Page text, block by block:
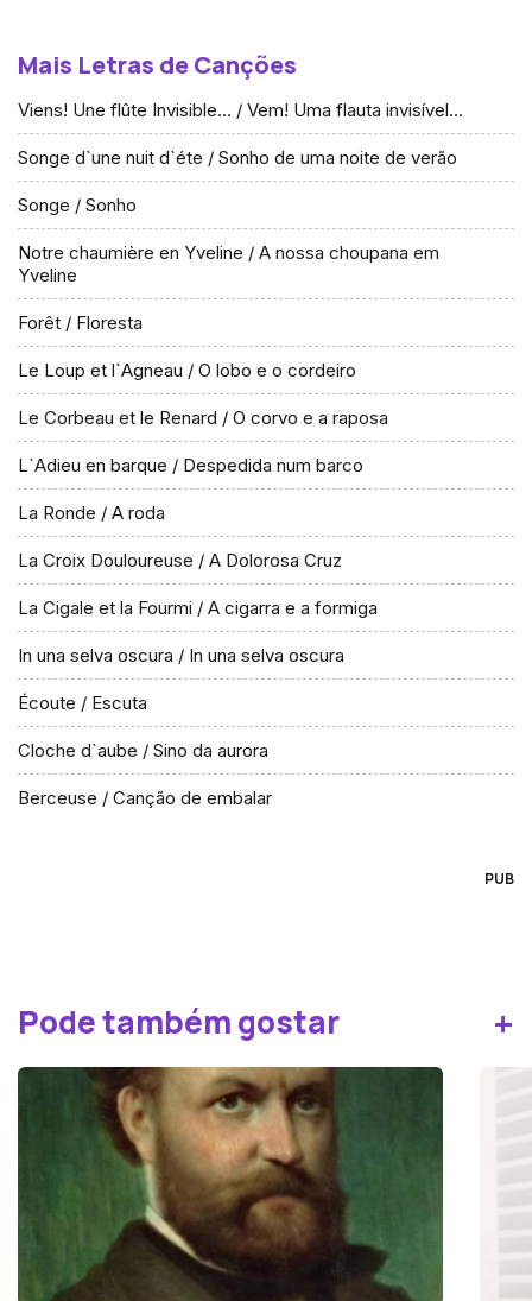
Mais Letras de Canções
Viens! Une flûte Invisible… / Vem! Uma flauta invisível…
Songe d`une nuit d`éte / Sonho de uma noite de verão
Songe / Sonho
Notre chaumière en Yveline / A nossa choupana em
Yveline
Forêt / Floresta
Le Loup et l`Agneau / O lobo e o cordeiro
Le Corbeau et le Renard / O corvo e a raposa
L`Adieu en barque / Despedida num barco
La Ronde / A roda
La Croix Douloureuse / A Dolorosa Cruz
La Cigale et la Fourmi / A cigarra e a formiga
In una selva oscura / In una selva oscura
Écoute / Escuta
Cloche d`aube / Sino da aurora
Berceuse / Canção de embalar
PUB
Pode também gostar +